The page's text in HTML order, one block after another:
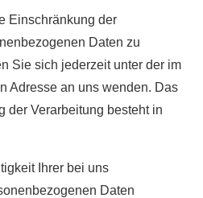
Einschränkung der
Daten zu
Sie sich jederzeit unter der im
Adresse an uns wenden. Das
der Verarbeitung besteht in
Ihrer bei uns
Daten